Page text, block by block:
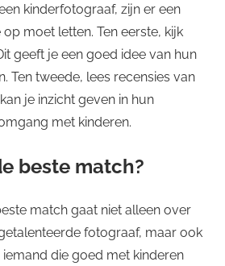
kinderfotograaf, zijn er een
moet letten. Ten eerste, kijk
geeft je een goed idee van hun
Ten tweede, lees recensies van
je inzicht geven in hun
met kinderen.
beste match?
match gaat niet alleen over
fotograaf, maar ook
die goed met kinderen